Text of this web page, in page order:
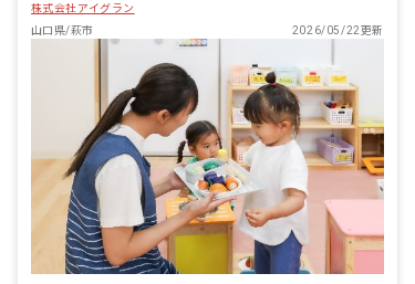
株式会社アイグラン
山口県/萩市
2026/05/22更新